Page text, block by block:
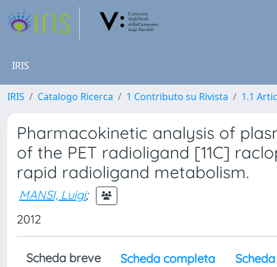
IRIS
IRIS Catalogo Ricerca 1 Contributo su Rivista 1.1
Pharmacokinetic analysis of
of the PET radioligand [11C]
rapid radioligand metabolism.
MANSI, Luigi;
2012
Scheda breve Scheda completa